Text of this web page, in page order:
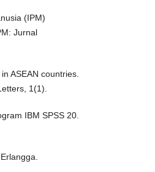
(IPM)
Jurnal
ASEAN countries.
1(1).
IBM SPSS 20.